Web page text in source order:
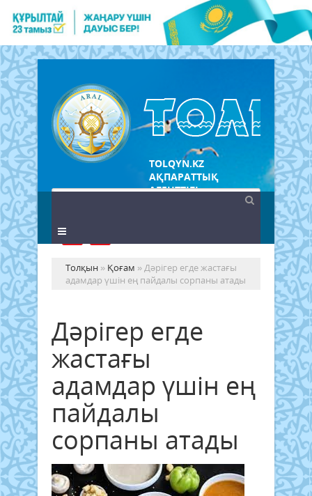
TOLQYN.KZ
АҚПАРАТТЫҚ
АГЕНТТІГІ
Толқын » Қоғам » Дәрігер егде жастағы
адамдар үшін ең пайдалы сорпаны атады
Дәрігер егде
жастағы
адамдар үшін ең
пайдалы
сорпаны атады